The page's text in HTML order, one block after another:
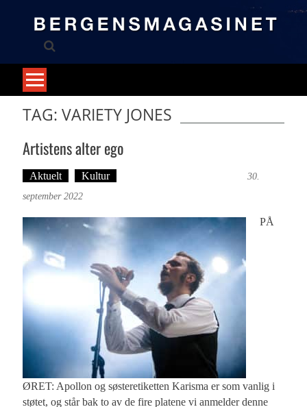
TAG: VARIETY JONES
Artistens alter ego
Aktuelt Kultur
30.
september 2022
PÅ
ØRET: Apollon og søsteretiketten Karisma er som vanlig i
støtet, og står bak to av de fire platene vi anmelder denne